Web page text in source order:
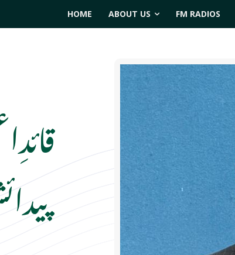
HOME ABOUT US FM RADIOS